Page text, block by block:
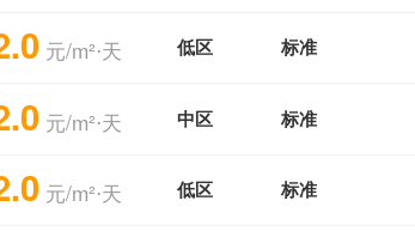
元/m²⋅天 低区 标准
元/m²⋅天 中区 标准
元/m²⋅天 低区 标准